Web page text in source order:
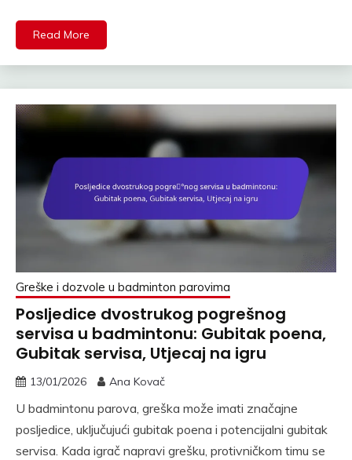
Read More
Greške i dozvole u badminton parovima
Posljedice dvostrukog pogrešnog
servisa u badmintonu: Gubitak poena,
Gubitak servisa, Utjecaj na igru
13/01/2026 Ana Kovač
U badmintonu parova, greška može imati značajne
posljedice, uključujući gubitak poena i potencijalni gubitak
servisa. Kada igrač napravi grešku, protivničkom timu se